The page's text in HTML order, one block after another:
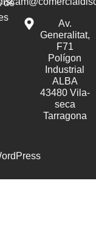
de
Av.
Generalitat,
F71
Polígon
Industrial
ALBA
43480 Vila-
seca
Tarragona